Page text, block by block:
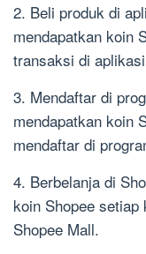
2. Beli produk di
mendapatkan koin
transaksi di
3. Mendaftar di
mendapatkan koin
mendaftar di
4. Berbelanja di
koin Shopee
Shopee Mall.